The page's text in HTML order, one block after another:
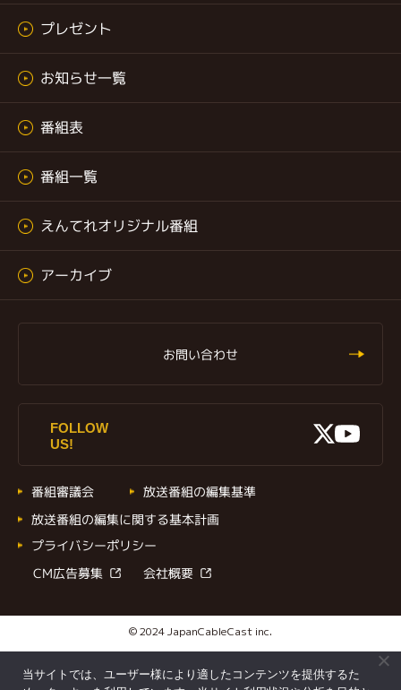
当サイトでは、ユーザー様により適したコンテンツを提供するた
プレゼント
お知らせ一覧
番組表
番組一覧
えんてれオリジナル番組
アーカイブ
お問い合わせ
FOLLOW
US!
X
番組審議会 放送番組の編集基準
放送番組の編集に関する基本計画
プライバシーポリシー
CM広告募集 会社概要
© 2024 JapanCableCast inc.